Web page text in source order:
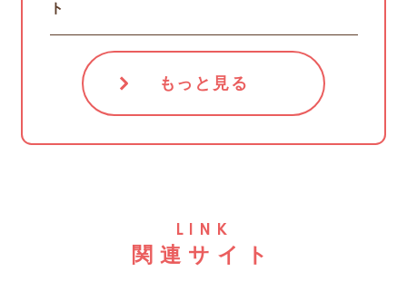
ト
もっと見る
LINK
関連サイト